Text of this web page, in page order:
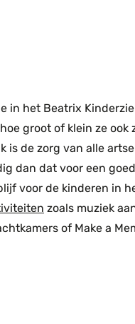
in het Beatrix
groot of klein ze
is de zorg van alle
dan dat voor een
voor de kinderen in
zoals muziek
of Make a